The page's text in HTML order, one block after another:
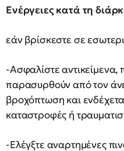
Ενέργειες κατά τη
εάν βρίσκεστε σε
-Ασφαλίστε αντικείμενα,
παρασυρθούν από τον
βροχόπτωση και
καταστροφές ή
-Ελέγξτε αναρτημένες